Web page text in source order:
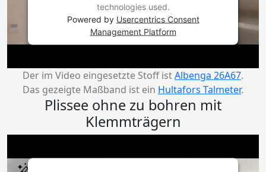
technologies used.
Powered by Usercentrics Consent
Management Platform
Der im Video eingesetzte Stoff istAlbenga 26A67.
Das gezeigte Maßband ist ein Hultafors Talmeter.
Plissee ohne zu bohren mit
Klemmträgern